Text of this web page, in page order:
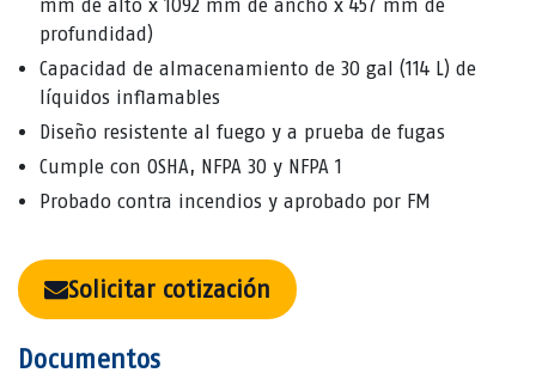
mm de alto x 1092 mm de ancho x 457 mm de
profundidad)
Capacidad de almacenamiento de 30 gal (114 L) de
líquidos inflamables
Diseño resistente al fuego y a prueba de fugas
Cumple con OSHA, NFPA 30 y NFPA 1
Probado contra incendios y aprobado por FM
Solicitar cotización
Documentos